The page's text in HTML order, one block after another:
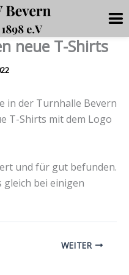
neue T-Shirts
in der Turnhalle Bevern
T-Shirts mit dem Logo
und für gut befunden.
gleich bei einigen
WEITER